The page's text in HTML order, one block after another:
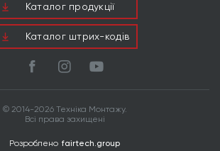
Каталог продукцiї
Каталог штрих-кодів
© 2014-2026 Техніка Монтажу.
Всі права захищені
Розроблено fairtech.group